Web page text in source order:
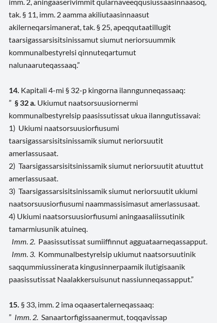
tak. § 11, imm. 2 aamma akiliutaasinnaasut
akilerneqarsimanerat, tak. § 25, apeqqutaatillugit
taarsigassarsisitsinissamut siumut neriorsuummik
kommunalbestyrelsi qinnuteqartumut
nalunaaruteqassaaq.”
14. Kapitali 4-mi § 32-p kingorna ilanngunneqassaaq:
” § 32 a. Ukiumut naatsorsuusiornermi
kommunalbestyrelsip paasissutissat ukua ilanngutissavai:
1) Ukiumi naatsorsuusiorfiusumi
taarsigassarsisitsinissamik siumut neriorsuutit
amerlassusaat.
2) Taarsigassarsisitsinissamik siumut neriorsuutit atuuttut
amerlassusaat.
3) Taarsigassarsisitsinissamik siumut neriorsuutit ukiumi
naatsorsuusiorfiusumi naammassisimasut amerlassusaat.
4) Ukiumi naatsorsuusiorfiusumi aningaasaliissutinik
tamarmiusunik atuineq.
Imm. 2. Paasissutissat sumiiffinnut agguataarneqassapput.
Imm. 3. Kommunalbestyrelsip ukiumut naatsorsuutinik
saqqummiussinerata kingusinnerpaamik ilutigisaanik
paasissutissat Naalakkersuisunut nassiunneqassapput.”
15. § 33, imm. 2 imaoqaasertalerneqassaaq:
” Imm. 2. Sanaartorfigissaanermut, toqqavissap